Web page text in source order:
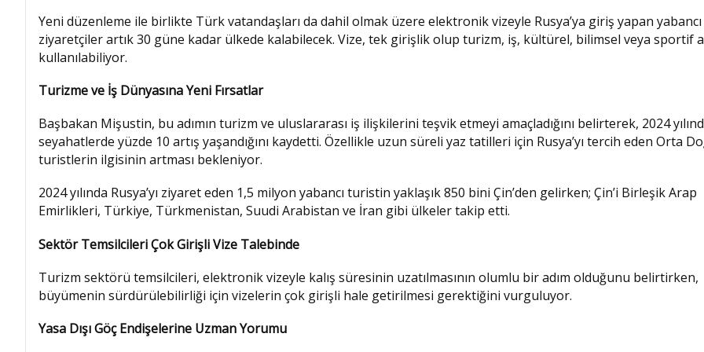
Yeni düzenleme ile birlikte Türk vatandaşları da dahil olmak üzere elektronik vizeyle Rusya’ya giriş yapan yabancı
ziyaretçiler artık 30 güne kadar ülkede kalabilecek. Vize, tek girişlik olup turizm, iş, kültürel, bilimsel veya sportif
kullanılabiliyor.
Turizme ve İş Dünyasına Yeni Fırsatlar
Başbakan Mişustin, bu adımın turizm ve uluslararası iş ilişkilerini teşvik etmeyi amaçladığını belirterek, 2024
seyahatlerde yüzde 10 artış yaşandığını kaydetti. Özellikle uzun süreli yaz tatilleri için Rusya’yı tercih eden Orta
turistlerin ilgisinin artması bekleniyor.
2024 yılında Rusya’yı ziyaret eden 1,5 milyon yabancı turistin yaklaşık 850 bini Çin’den gelirken; Çin’i Birleşik Arap
Emirlikleri, Türkiye, Türkmenistan, Suudi Arabistan ve İran gibi ülkeler takip etti.
Sektör Temsilcileri Çok Girişli Vize Talebinde
Turizm sektörü temsilcileri, elektronik vizeyle kalış süresinin uzatılmasının olumlu bir adım olduğunu belirtirken,
büyümenin sürdürülebilirliği için vizelerin çok girişli hale getirilmesi gerektiğini vurguluyor.
Yasa Dışı Göç Endişelerine Uzman Yorumu